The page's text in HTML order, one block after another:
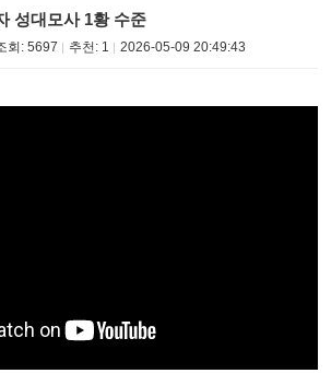
성대모사 1황 수준
회: 5697 추천: 1 2026-05-09 20:49:43